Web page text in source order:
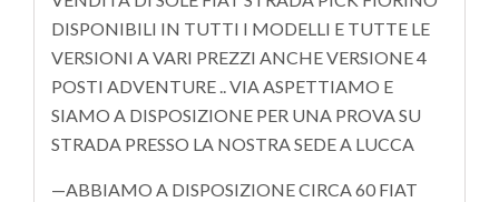
DISPONIBILI IN TUTTI I MODELLI E TUTTE LE
VERSIONI A VARI PREZZI ANCHE VERSIONE 4
POSTI ADVENTURE .. VIA ASPETTIAMO E
SIAMO A DISPOSIZIONE PER UNA PROVA SU
STRADA PRESSO LA NOSTRA SEDE A LUCCA
—ABBIAMO A DISPOSIZIONE CIRCA 60 FIAT